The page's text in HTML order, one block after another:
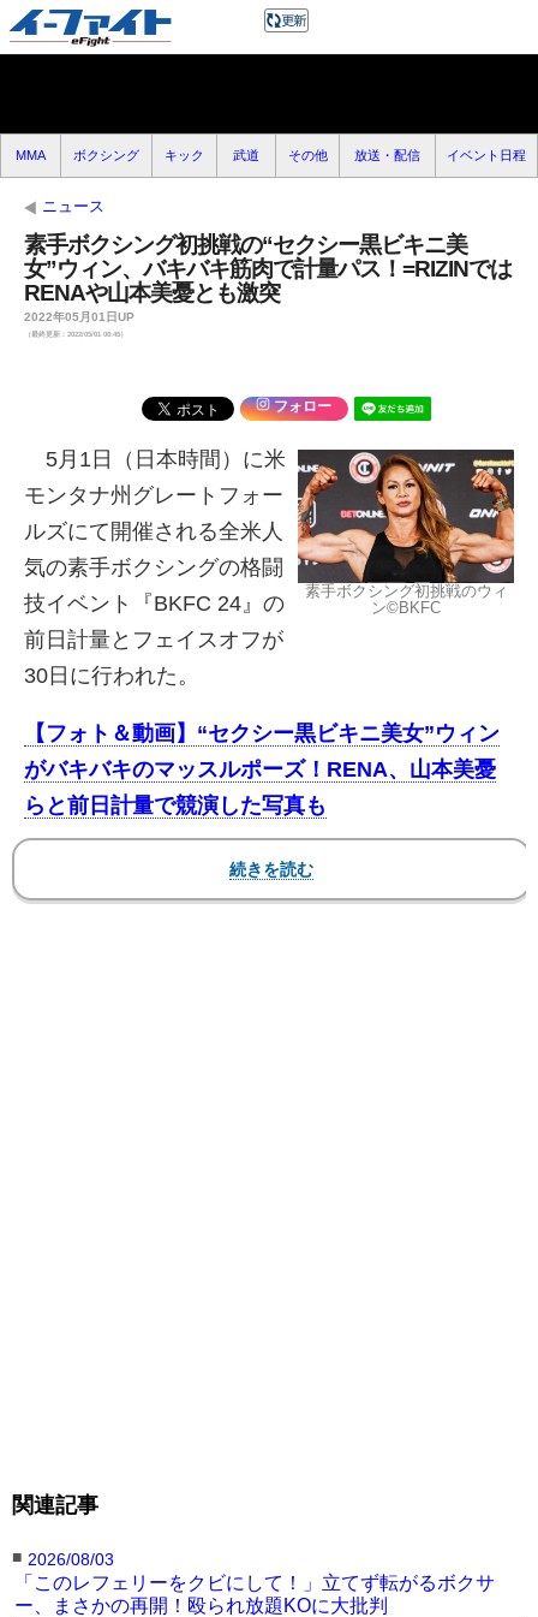
MMA ボクシング キック 武道 その他 放送・配信 イベント日程
ニュース
素手ボクシング初挑戦の“セクシー黒ビキニ美
女”ウィン、バキバキ筋肉で計量パス！=RIZINでは
RENAや山本美憂とも激突
2022年05月01日UP
（最終更新：2022/05/01 06:45）
フォロー
素手ボクシング初挑戦のウィ
ン©️BKFC
5月1日（日本時間）に米
モンタナ州グレートフォー
ルズにて開催される全米人
気の素手ボクシングの格闘
技イベント『BKFC 24』の
前日計量とフェイスオフが
30日に行われた。
【フォト＆動画】“セクシー黒ビキニ美女”ウィン
がバキバキのマッスルポーズ！RENA、山本美憂
らと前日計量で競演した写真も
関連記事
■ 2026/08/03
「このレフェリーをクビにして！」立てず転がるボクサ
ー、まさかの再開！殴られ放題KOに大批判